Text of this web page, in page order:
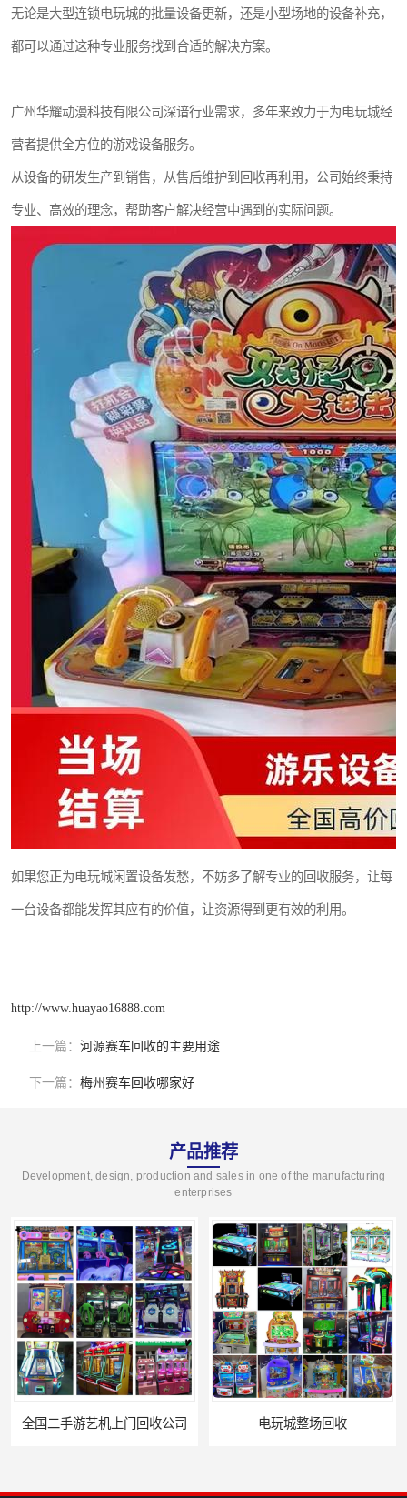
无论是大型连锁电玩城的批量设备更新，还是小型场地的设备补充，
都可以通过这种专业服务找到合适的解决方案。
广州华耀动漫科技有限公司深谙行业需求，多年来致力于为电玩城经
营者提供全方位的游戏设备服务。
从设备的研发生产到销售，从售后维护到回收再利用，公司始终秉持
专业、高效的理念，帮助客户解决经营中遇到的实际问题。
如果您正为电玩城闲置设备发愁，不妨多了解专业的回收服务，让每
一台设备都能发挥其应有的价值，让资源得到更有效的利用。
http://www.huayao16888.com
上一篇： 河源赛车回收的主要用途
下一篇： 梅州赛车回收哪家好
产品推荐
Development, design, production and sales in one of the manufacturing
enterprises
电玩城整场回收 儿童机回收